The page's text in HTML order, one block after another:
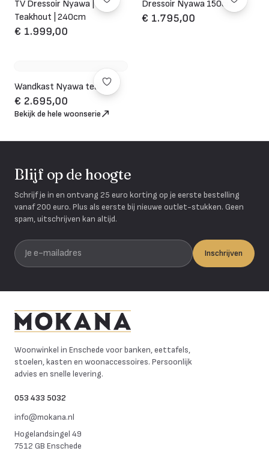
TV Dressoir Nyawa |
Teakhout | 240cm
€ 1.999,00
Dressoir Nyawa 150cm
€ 1.795,00
Wandkast Nyawa teak
€ 2.695,00
Bekijk de hele woonserie
Blijf op de hoogte
Schrijf je in en ontvang 25 euro korting op je eerste bestelling
vanaf 200 euro. Plus als eerste bij nieuwe outlet-stukken. Geen
spam, uitschrijven kan altijd.
Je e-mailadres
Inschrijven
Woonwinkel in Enschede voor banken, eettafels,
stoelen, kasten en woonaccessoires. Persoonlijk
advies en snelle levering.
053 433 5032
info@mokana.nl
Hogelandsingel 49
7512 GB Enschede